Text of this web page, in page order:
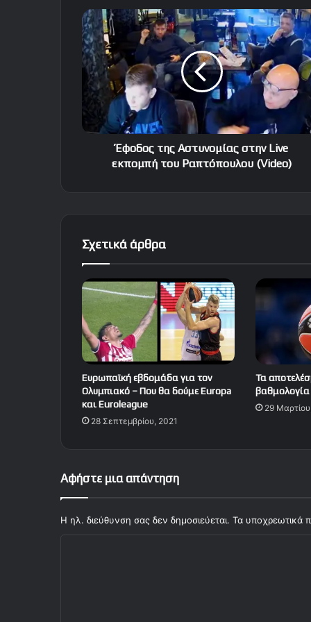
Έφοδος
της
Αστυνομίας
στην
Live
εκπομπή
Ραπτόπουλου
(Video)
Έφοδος της Αστυνομίας στην Live
εκπομπή του Ραπτόπουλου (Video)
Σχετικά άρθρα
Ευρωπαϊκή εβδομάδα για τον
Ολυμπιακό – Που θα δούμε Europa
και Euroleague
28 Σεπτεμβρίου, 2021
Τα
29
Αφήστε μια απάντηση
Η ηλ. διεύθυνση σας δεν δημοσιεύεται. Τα υποχρεωτικά